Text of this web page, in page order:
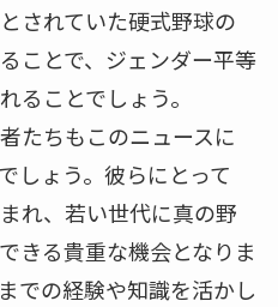
されていた硬式野球の
ことで、ジェンダー平等
ることでしょう。
たちもこのニュースに
しょう。彼らにとって
れ、若い世代に真の野
きる貴重な機会となりま
での経験や知識を活かし